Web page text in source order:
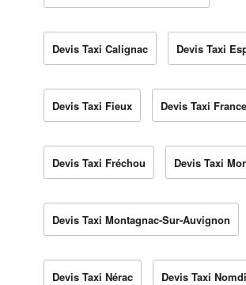
Devis Taxi Calignac Devis Taxi
Devis Taxi Fieux Devis Taxi
Devis Taxi Fréchou Devis Taxi
Devis Taxi Montagnac-Sur-Auvignon
Devis Taxi Nérac Devis Taxi